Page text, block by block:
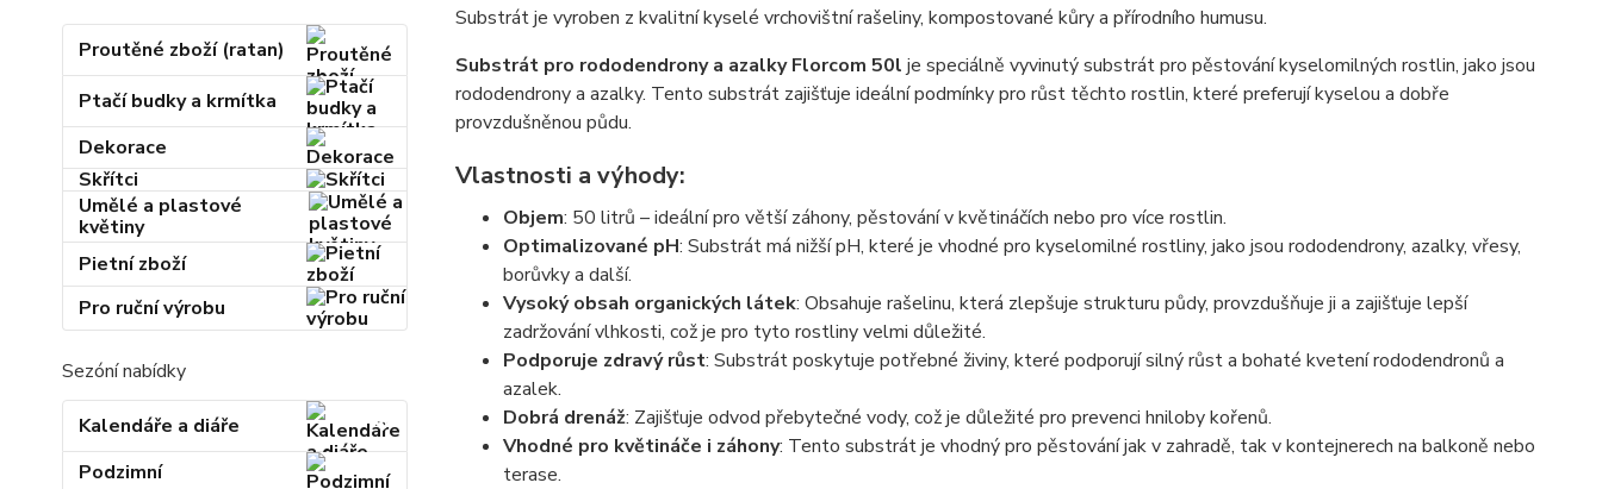
Proutěné zboží (ratan)
Ptačí budky a krmítka
Dekorace
Skřítci
Umělé a plastové
květiny
Pietní zboží
Pro ruční výrobu
Sezóní nabídky
Kalendáře a diáře
Podzimní
Substrát je vyroben z kvalitní kyselé vrchovištní rašeliny, kompostované kůry a přírodního humusu.
Substrát pro rododendrony a azalky Florcom 50l je speciálně vyvinutý substrát pro pěstování kyselomilných rostlin, jako jsou
rododendrony a azalky. Tento substrát zajišťuje ideální podmínky pro růst těchto rostlin, které preferují kyselou a dobře
provzdušněnou půdu.
Vlastnosti a výhody:
Objem: 50 litrů – ideální pro větší záhony, pěstování v květináčích nebo pro více rostlin.
Optimalizované pH: Substrát má nižší pH, které je vhodné pro kyselomilné rostliny, jako jsou rododendrony, azalky, vřesy,
borůvky a další.
Vysoký obsah organických látek: Obsahuje rašelinu, která zlepšuje strukturu půdy, provzdušňuje ji a zajišťuje lepší
zadržování vlhkosti, což je pro tyto rostliny velmi důležité.
Podporuje zdravý růst: Substrát poskytuje potřebné živiny, které podporují silný růst a bohaté kvetení rododendronů a
azalek.
Dobrá drenáž: Zajišťuje odvod přebytečné vody, což je důležité pro prevenci hniloby kořenů.
Vhodné pro květináče i záhony: Tento substrát je vhodný pro pěstování jak v zahradě, tak v kontejnerech na balkoně nebo
terase.